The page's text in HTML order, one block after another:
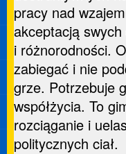
pracy nad
akceptacją
i różnorodności.
zabiegać i nie
grze. Potrzebuje
współżycia. To
rozciąganie i
politycznych ciał.